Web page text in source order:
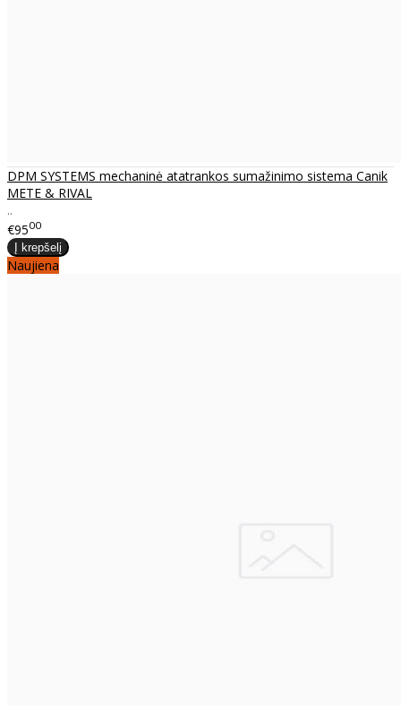
DPM SYSTEMS mechaninė atatrankos sumažinimo sistema Canik
METE & RIVAL
..
€9500
Naujiena